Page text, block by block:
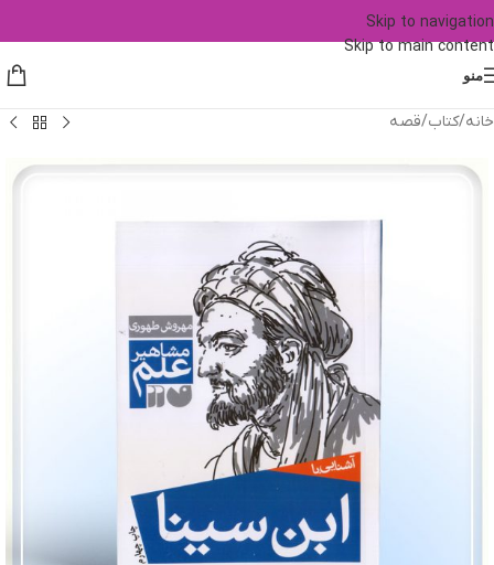
Skip to navigation
Skip to main content
منو
خانه/کتاب/قصه